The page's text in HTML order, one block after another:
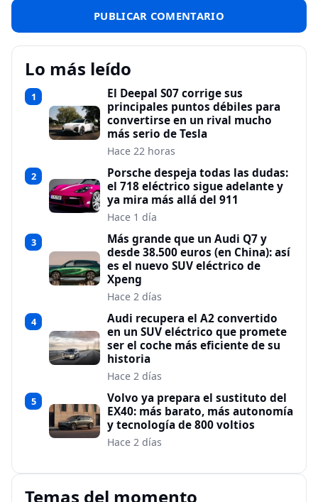
Lo más leído
1
El Deepal S07 corrige sus
principales puntos débiles para
convertirse en un rival mucho
más serio de Tesla
Hace 22 horas
2
Porsche despeja todas las dudas:
el 718 eléctrico sigue adelante y
ya mira más allá del 911
Hace 1 día
3
Más grande que un Audi Q7 y
desde 38.500 euros (en China): así
es el nuevo SUV eléctrico de
Xpeng
Hace 2 días
4
Audi recupera el A2 convertido
en un SUV eléctrico que promete
ser el coche más eficiente de su
historia
Hace 2 días
5
Volvo ya prepara el sustituto del
EX40: más barato, más autonomía
y tecnología de 800 voltios
Hace 2 días
Temas del momento